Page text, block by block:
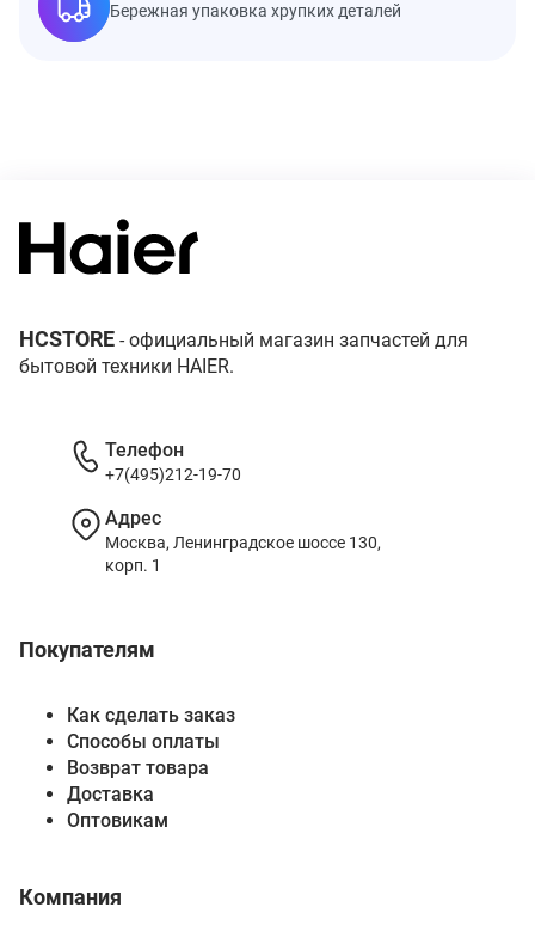
Бережная упаковка хрупких деталей
HCSTORE - официальный магазин запчастей для
бытовой техники HAIER.
Покупателям
Как сделать заказ
Способы оплаты
Возврат товара
Доставка
Оптовикам
Компания
Телефон
+7(495)212-19-70
Адрес
Москва, Ленинградское шоссе 130,
корп. 1